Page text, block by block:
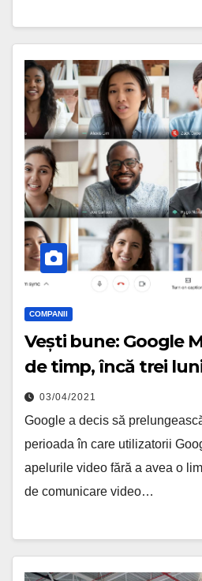
COMPANII
Vești bune: Google
de timp, încă trei
03/04/2021
Google a decis să
perioada în care utilizatorii
apelurile video fără a avea o
de comunicare video…